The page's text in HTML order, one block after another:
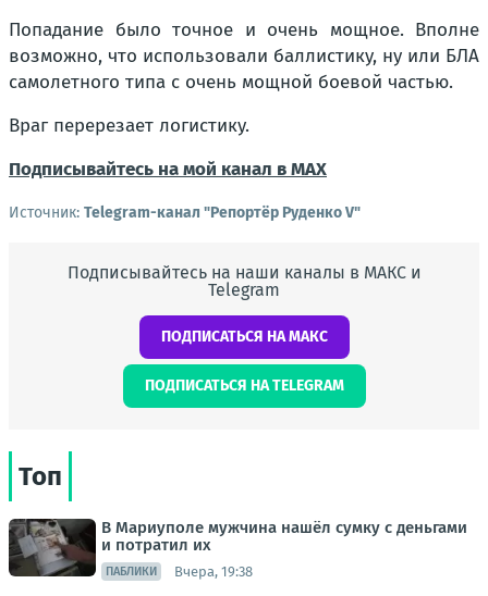
Попадание было точное и очень мощное. Вполне
возможно, что использовали баллистику, ну или БЛА
самолетного типа с очень мощной боевой частью.
Враг перерезает логистику.
Подписывайтесь на мой канал в MAX
Источник: Telegram-канал "Репортёр Руденко V"
Подписывайтесь на наши каналы в МАКС и
Telegram
ПОДПИСАТЬСЯ НА МАКС
ПОДПИСАТЬСЯ НА TELEGRAM
Топ
В Мариуполе мужчина нашёл сумку с деньгами
и потратил их
ПАБЛИКИ Вчера, 19:38